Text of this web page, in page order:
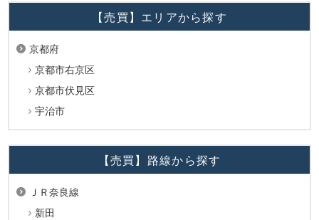
【売買】エリアから探す
京都府
京都市右京区
京都市伏見区
宇治市
【売買】路線から探す
ＪＲ奈良線
新田